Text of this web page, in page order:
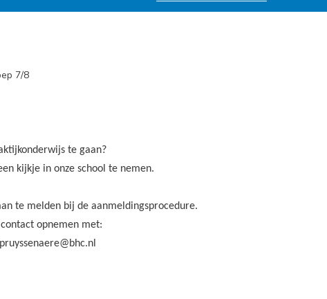
7/8
te gaan?
kijkje in onze school te nemen.
te melden bij de aanmeldingsprocedure.
opnemen met: